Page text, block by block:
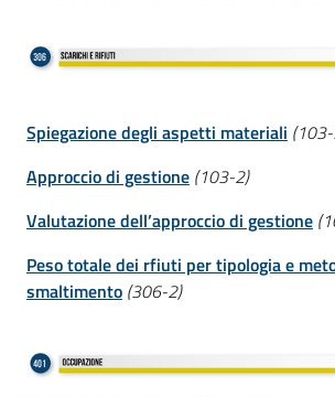
Spiegazione degli aspetti materiali
Approccio di gestione (103-2)
Valutazione dell’approccio di gestione
Peso totale dei rfiuti per tipologia e
smaltimento (306-2)